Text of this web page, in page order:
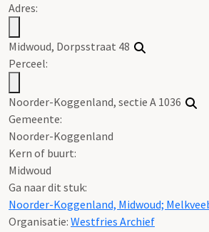
Adres:
Midwoud, Dorpsstraat 48
Perceel:
Noorder-Koggenland, sectie A 1036
Gemeente:
Noorder-Koggenland
Kern of buurt:
Midwoud
Ga naar dit stuk:
Noorder-Koggenland, Midwoud;
Organisatie: Westfries Archief